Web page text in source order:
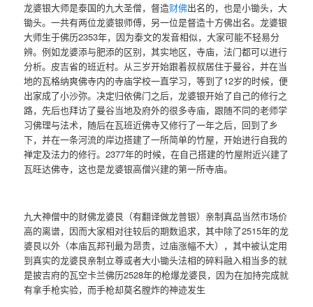
龙婆银大师是泰国的九大圣僧，督造财佛出名的，也是小锄头，大
锄头。一共有两位龙婆银师傅，另一位是督造十方佛出名。龙婆银
大师生于佛历2353年，因为泰文的发音相似，大家可能不轻易分
辨。例如龙婆添与肥添的区别，其实地区，寺庙，法门都可以进行
分析。皮吉省的班近村。从三岁开始跟着叔叔居住于曼谷，并在当
地的瓦格纳爽佛寺内的寺庙学校一直学习，等到了12岁的时候，便
出家成了小沙弥。决定归依佛门之后，龙婆银开始了自己的修行之
路，先后也拜访了曼谷当地及府外的很多寺庙，跟随不同的老师学
习佛理与法术，随后在瓦班近佛寺又修行了一年之后，回到了乡
下，并在一条河流的岸边搭建了一所简单的竹屋，开始进行自我的
禅定及法力的修行。2377年的时候，在自己搭建的竹屋附近兴建了
瓦旺达佛寺，这也是龙婆银高僧兴建的第一所寺庙。
九大神僧中的财佛龙婆艮（有翻译做龙普银）亲制真品当然市场价
高的离谱，因而大家相对往较后的期数追求，其中除了2515年的龙
婆艮以外（本庙瓦邦刊最为昂贵，过庙涨幅不大），其中被认定用
到真实的龙婆艮亲制立尊或者大小锄头法相的碎料融入相当多的就
是披吉府的瓦空卡兰佛历2528年的枪爆龙婆艮，因为在加持完成就
有拿手枪实验，而手枪却莫名膛炸的神迹发生